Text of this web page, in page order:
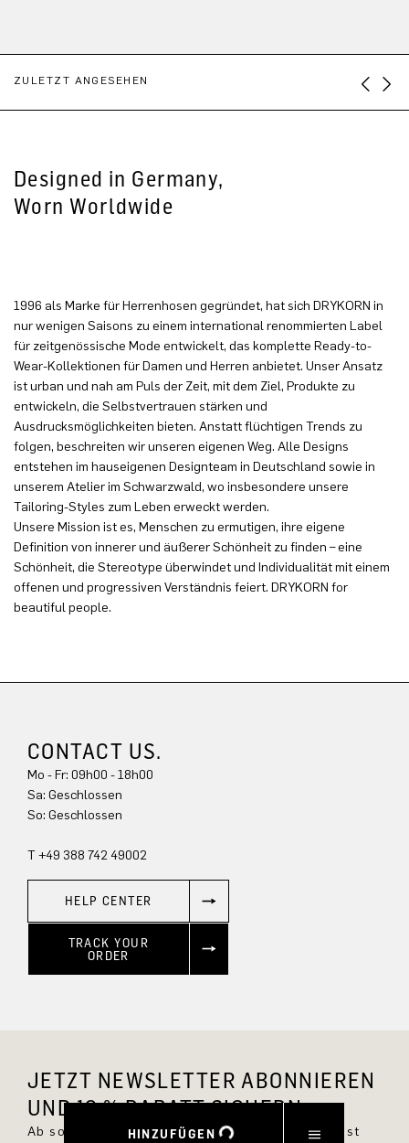
HINZUFÜGEN
ZULETZT ANGESEHEN
Designed in Germany,
Worn Worldwide
1996 als Marke für Herrenhosen gegründet, hat sich DRYKORN in
nur wenigen Saisons zu einem international renommierten Label
für zeitgenössische Mode entwickelt, das komplette Ready-to-
Wear-Kollektionen für Damen und Herren anbietet. Unser Ansatz
ist urban und nah am Puls der Zeit, mit dem Ziel, Produkte zu
entwickeln, die Selbstvertrauen stärken und
Ausdrucksmöglichkeiten bieten. Anstatt flüchtigen Trends zu
folgen, beschreiten wir unseren eigenen Weg. Alle Designs
entstehen im hauseigenen Designteam in Deutschland sowie in
unserem Atelier im Schwarzwald, wo insbesondere unsere
Tailoring-Styles zum Leben erweckt werden.
Unsere Mission ist es, Menschen zu ermutigen, ihre eigene
Definition von innerer und äußerer Schönheit zu finden – eine
Schönheit, die Stereotype überwindet und Individualität mit einem
offenen und progressiven Verständnis feiert. DRYKORN for
beautiful people.
CONTACT US.
Mo - Fr: 09h00 - 18h00
Sa: Geschlossen
So: Geschlossen
T +49 388 742 49002
HELP CENTER
TRACK YOUR
ORDER
JETZT NEWSLETTER ABONNIEREN
UND 10 % RABATT SICHERN.
Ab sofort bist Du immer up to date und verpasst